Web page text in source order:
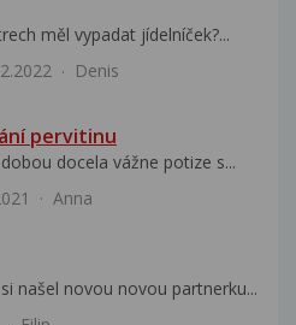
měl vypadat jídelníček?...
Denis
pervitinu
docela vážne potize s...
Anna
našel novou novou partnerku...